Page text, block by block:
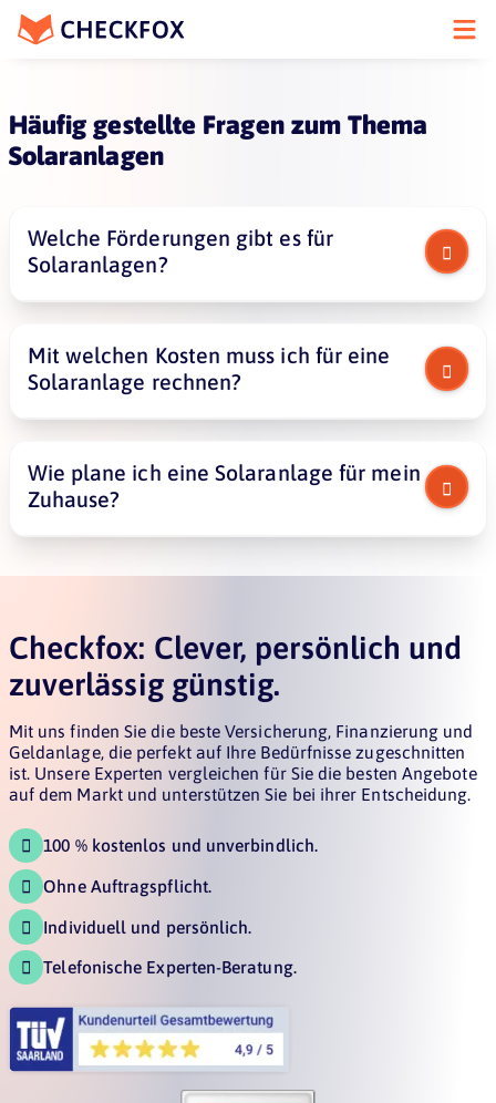
Häufig gestellte Fragen zum Thema
Solaranlagen
Welche Förderungen gibt es für
Solaranlagen?

Mit welchen Kosten muss ich für eine
Solaranlage rechnen?

Wie plane ich eine Solaranlage für mein
Zuhause?

eine große Rolle. So erreichen Sie die meiste
Effizienz. Eine Beratung kann Ihnen helfen, das
Beste aus Ihrer Situation zu machen.
Checkfox: Clever, persönlich und
zuverlässig günstig.
Mit uns finden Sie die beste Versicherung, Finanzierung und
Geldanlage, die perfekt auf Ihre Bedürfnisse zugeschnitten
ist. Unsere Experten vergleichen für Sie die besten Angebote
auf dem Markt und unterstützen Sie bei ihrer Entscheidung.
 100 % kostenlos und unverbindlich.
 Ohne Auftragspflicht.
 Individuell und persönlich.
 Telefonische Experten-Beratung.